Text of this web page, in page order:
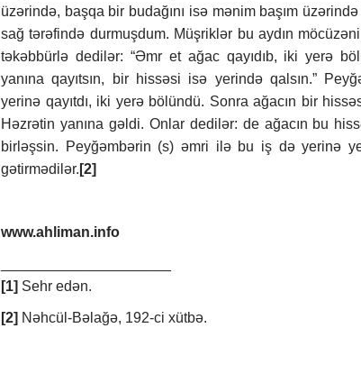
üzərində, başqa bir budağını isə mənim başım
sağ tərəfində durmuşdum. Müşriklər bu aydın
təkəbbürlə dedilər: “Əmr et ağac qayıdıb, iki yerə
yanına qayıtsın, bir hissəsi isə yerində qalsın.”
yerinə qayıtdı, iki yerə bölündü. Sonra ağacın bir
Həzrətin yanına gəldi. Onlar dedilər: de ağacın bu
birləşsin. Peyğəmbərin (s) əmri ilə bu iş də yerinə
gətirmədilər. [2]
www.ahliman.info
[1] Sehr edən.
[2] Nəhcül-Bəlağə, 192-ci xütbə.